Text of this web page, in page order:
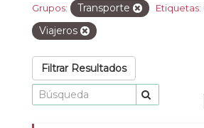
Grupos: Transporte Etiquetas:
Viajeros
Filtrar Resultados